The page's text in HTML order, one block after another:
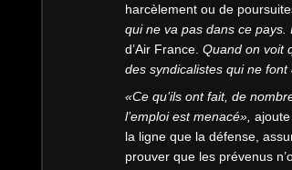
harcèlement ou de
qui ne va pas dans ce pays.
d’Air France. Quand on voit
des syndicalistes qui ne
«Ce qu’ils ont fait, de
l’emploi est menacé»,
la ligne que la défense,
prouver que les prévenus